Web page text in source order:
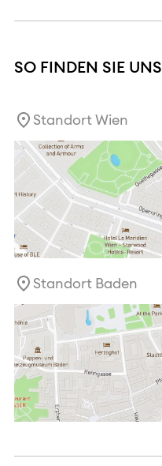
SO FINDEN SIE UNS
Standort Wien
Standort Baden